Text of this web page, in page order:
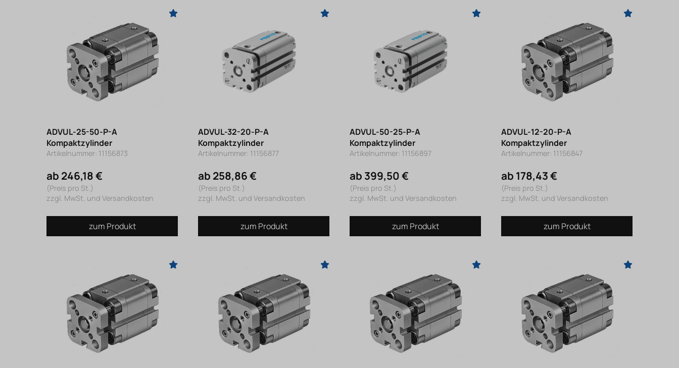
ADVUL-25-50-P-A
Kompaktzylinder
Artikelnummer: 11156873
ab 246,18 €
(Preis pro St.)
zzgl. MwSt. und Versandkosten
zum Produkt
ADVUL-32-20-P-A
Kompaktzylinder
Artikelnummer: 11156877
ab 258,86 €
(Preis pro St.)
zzgl. MwSt. und Versandkosten
zum Produkt
ADVUL-50-25-P-A
Kompaktzylinder
Artikelnummer: 11156897
ab 399,50 €
(Preis pro St.)
zzgl. MwSt. und Versandkosten
zum Produkt
ADVUL-12-20-P-A
Kompaktzylinder
Artikelnummer: 11156847
ab 178,43 €
(Preis pro St.)
zzgl. MwSt. und Versandkosten
zum Produkt